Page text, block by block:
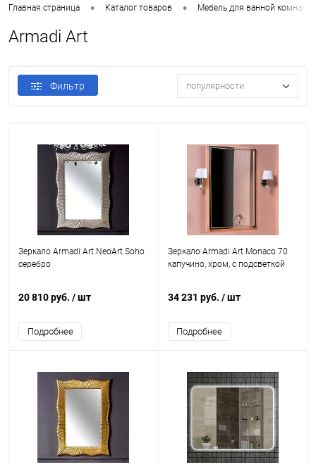
Главная страница • Каталог товаров • Мебель для ванной комнаты
Armadi Art
Фильтр популярности
Зеркало Armadi Art NeoArt Soho
серебро
20 810 руб. / шт
Подробнее
Зеркало Armadi Art Monaco 70
капучино, хром, с подсветкой
34 231 руб. / шт
Подробнее